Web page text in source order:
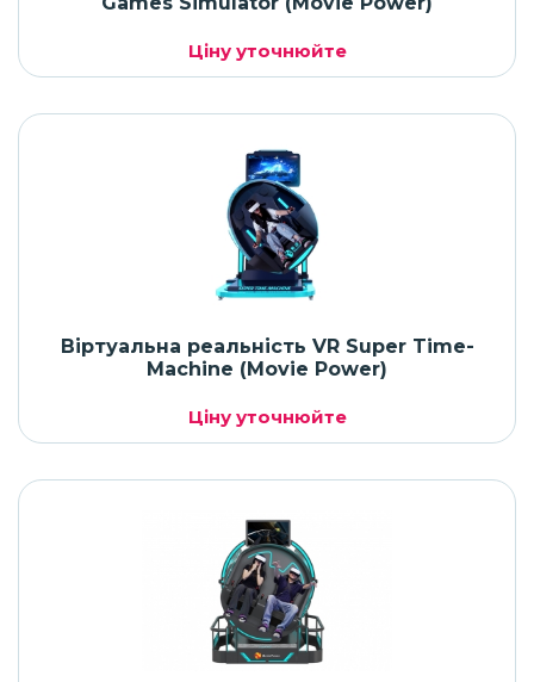
Ціну уточнюйте
Віртуальна реальність VR Super Time-
Machine (Movie Power)
Ціну уточнюйте